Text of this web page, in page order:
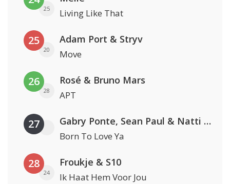
25 Living Like That
25
20
Adam Port & Stryv
Move
26
28
Rosé & Bruno Mars
APT
27 Gabry Ponte, Sean Paul & Natti Natasha
Born To Love Ya
28
24
Froukje & S10
Ik Haat Hem Voor Jou